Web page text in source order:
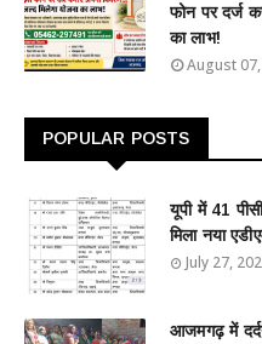
फोन पर दर्ज
का लाभ!
August
POPULAR POSTS
यूपी में 41
मिला नया
July 27,
आजमगढ़ में